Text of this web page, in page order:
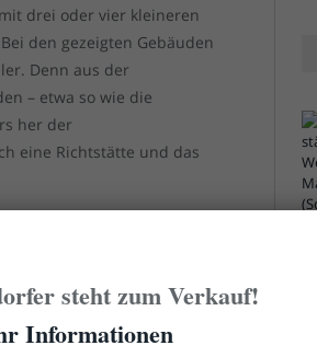
drei oder vier kleineren
den gezeigten Gebäuden
Denn aus der
– etwa so wie die
her der
eine Richtstätte und das
die Ansiedlung ab
hieß. Nachdem
zwangsversteigert. 1832
Mickeln hauste und
Jahr 1879 wurden die
steht zum Verkauf!
Informationen